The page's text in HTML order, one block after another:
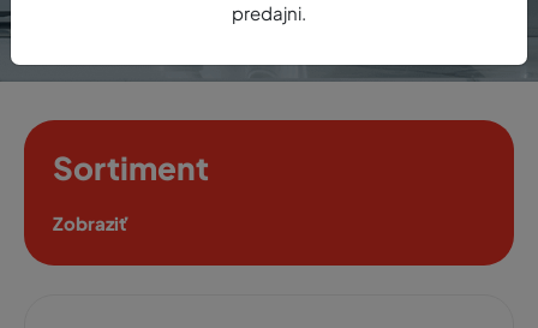
Sortiment
Zobraziť
predajni.